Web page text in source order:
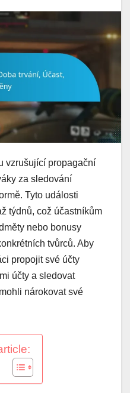
vzrušující propagační
za sledování
Tyto události
týdnů, což účastníkům
nebo bonusy
tvůrců. Aby
propojit své účty
účty a sledovat
nárokovat své